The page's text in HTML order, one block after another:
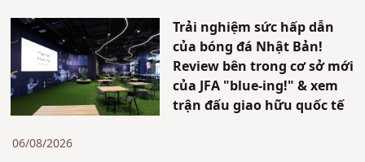
Trải nghiệm sức hấp dẫn
của bóng đá Nhật Bản!
Review bên trong cơ sở mới
của JFA "blue-ing!" & xem
trận đấu giao hữu quốc tế
06/08/2026